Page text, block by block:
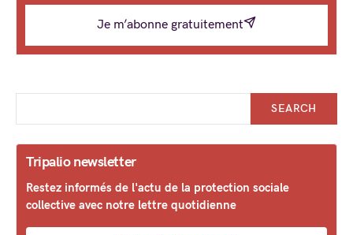
Je m’abonne gratuitement
SEARCH
Tripalio newsletter
Restez informés de l'actu de la protection sociale
collective avec notre lettre quotidienne